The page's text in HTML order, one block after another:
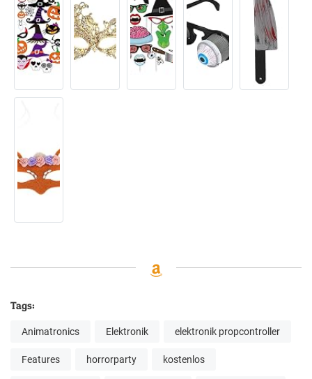
Tags:
Animatronics Elektronik elektronik propcontroller
Features horrorparty kostenlos